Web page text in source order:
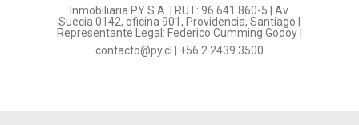
Preguntas frecuentes
Formulario Referidos PY
Términos y Condiciones
Inmobiliaria PY S.A. | RUT: 96.641.860-5 | Av.
Suecia 0142, oficina 901, Providencia, Santiago |
Representante Legal: Federico Cumming Godoy |
contacto@py.cl
+56 2 2439 3500